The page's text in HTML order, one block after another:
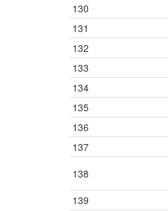
130
131
132
133
134
135
136
137
138
139